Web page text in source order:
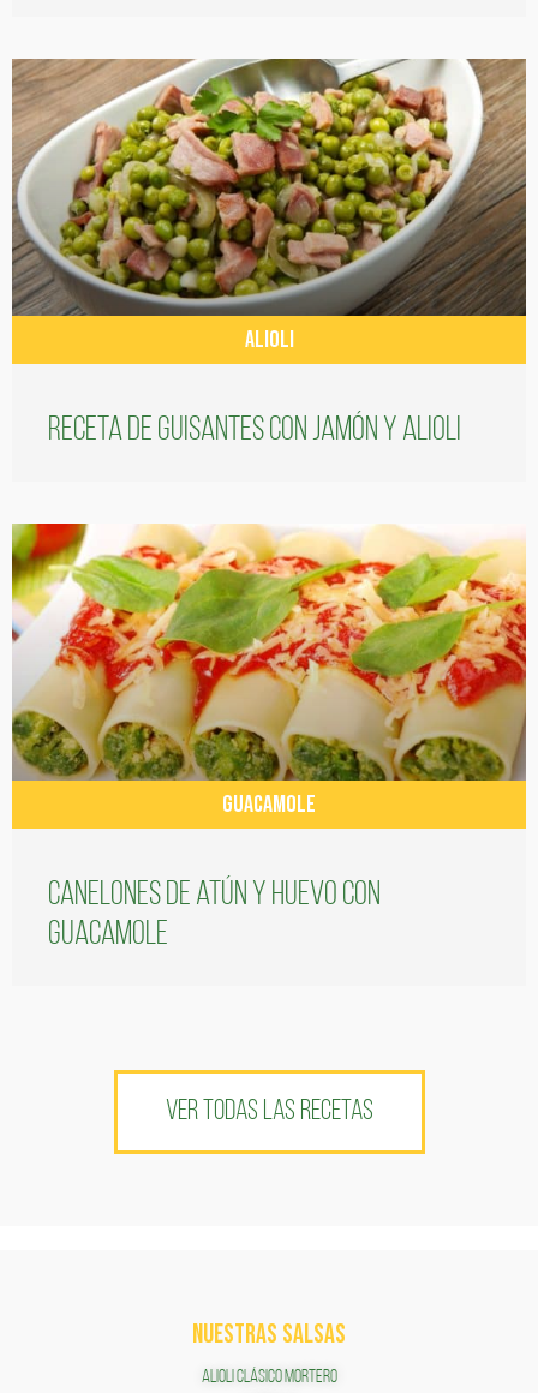
ALIOLI
Receta de guisantes con jamón y alioli
GUACAMOLE
Canelones de atún y huevo con
guacamole
VER TODAS LAS RECETAS
NUESTRAS SALSAS
ALIOLI CLÁSICO MORTERO